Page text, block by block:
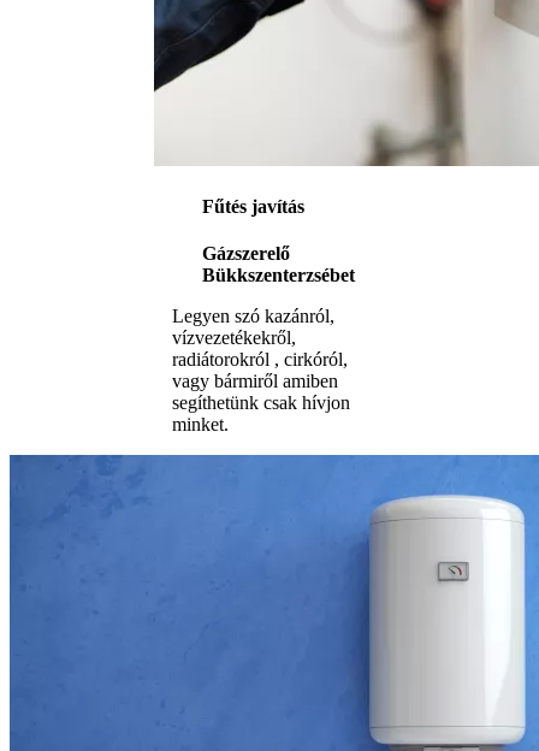
Fűtés javítás
Gázszerelő
Bükkszenterzsébet
Legyen szó kazánról,
vízvezetékekről,
radiátorokról , cirkóról,
vagy bármiről amiben
segíthetünk csak hívjon
minket.